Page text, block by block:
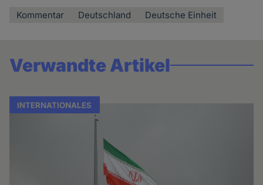
Kommentar Deutschland Deutsche Einheit
Verwandte Artikel
INTERNATIONALES